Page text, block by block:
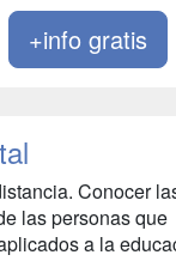
+info gratis
Conocer
las personas que
a la